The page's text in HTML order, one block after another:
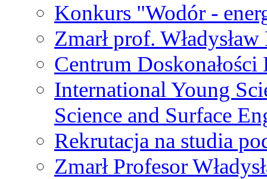
Konkurs "Wodór -
Zmarł prof.
Centrum
International Young
Science and Surface
Rekrutacja na studia
Zmarł Profesor